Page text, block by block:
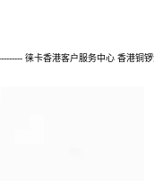
徕卡香港客户服务中心 香港